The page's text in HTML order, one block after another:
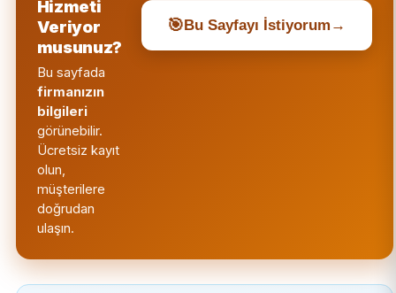
Hizmeti
Veriyor
musunuz?
Bu sayfada
firmanızın
bilgileri
görünebilir.
Ücretsiz kayıt
olun,
müşterilere
doğrudan
ulaşın.
🎯Bu Sayfayı İstiyorum →